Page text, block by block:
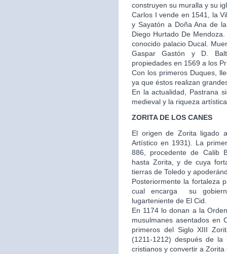
construyen su muralla y su
Carlos I vende en 1541, la
y Sayatón a Doña Ana de
Diego Hurtado De
conocido palacio Ducal.
Gaspar Gastón y D.
propiedades en 1569 a los
Con los primeros Duques,
ya que éstos realizan
En la actualidad, Pastrana
medieval y la riqueza
ZORITA DE LOS CANES
El origen de Zorita ligado
Artístico en 1931). La
886, procedente de Calib
hasta Zorita, y de cuya
tierras de Toledo y
Posteriormente la fortaleza
cual encarga su
lugarteniente de El Cid.
En 1174 lo donan a la
musulmanes asentados en
primeros del Siglo XIII
(1211-1212) después de
cristianos y convertir a